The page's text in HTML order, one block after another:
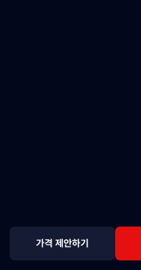
가격 제안하기